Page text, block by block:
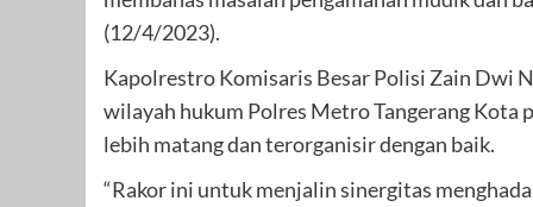
(12/4/2023).
Kapolrestro Komisaris Besar Polisi Zain Dwi
wilayah hukum Polres Metro Tangerang Kota
lebih matang dan terorganisir dengan baik.
“Rakor ini untuk menjalin sinergitas